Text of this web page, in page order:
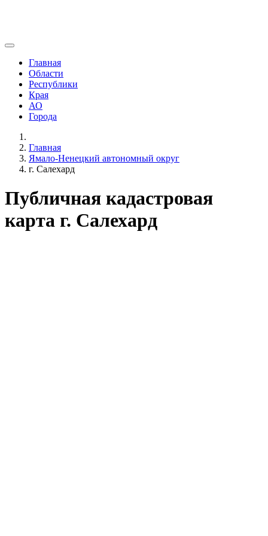
Главная
Области
Республики
Края
АО
Города
Главная
Ямало-Ненецкий автономный округ
г. Салехард
Публичная кадастровая
карта г. Салехард